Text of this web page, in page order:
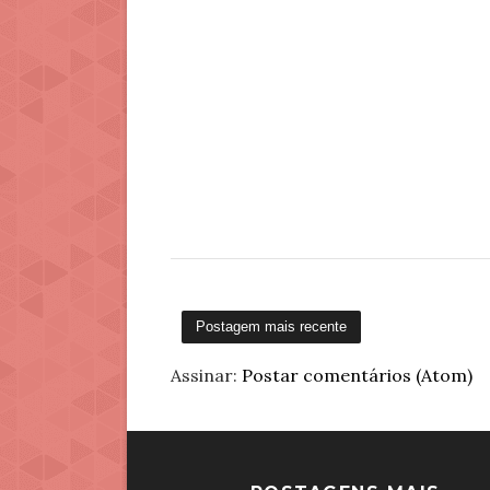
Postagem mais recente
Assinar: Postar comentários (Atom)